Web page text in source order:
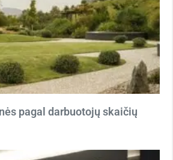
pagal darbuotojų skaičių